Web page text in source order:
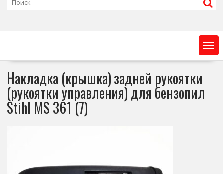
Накладка (крышка) задней рукоятки
(рукоятки управления) для бензопил
Stihl MS 361 (7)